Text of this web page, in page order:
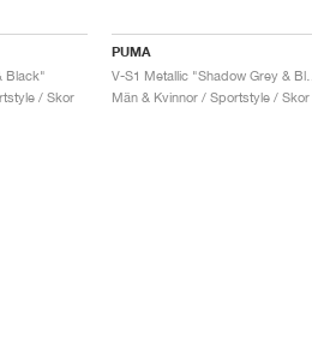
Black"
/ Skor
PUMA
V-S1 Metallic "Shadow Grey & Black"
Män & Kvinnor / Sportstyle / Skor